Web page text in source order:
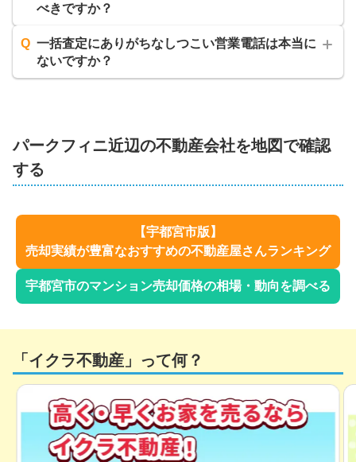
べきですか？
Q 一括査定にありがちなしつこい営業電話は本当に
ないですか？
パークフィニ近辺の不動産会社を地図で確認
する
【宇都宮市版】
売却実績が豊富なおすすめの不動産屋さんランキング
宇都宮市のマンション売却価格の相場・動向を調べる
「イクラ不動産」って何？